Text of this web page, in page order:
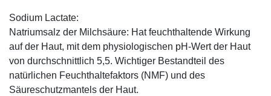
Sodium Lactate:
Natriumsalz der Milchsäure: Hat feuchthaltende Wirkung
auf der Haut, mit dem physiologischen pH-Wert der Haut
von durchschnittlich 5,5. Wichtiger Bestandteil des
natürlichen Feuchthaltefaktors (NMF) und des
Säureschutzmantels der Haut.